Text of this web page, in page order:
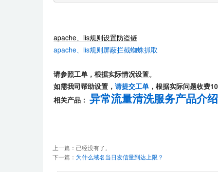
apache、iis规则设置防盗链
apache、iis规则屏蔽拦截蜘蛛抓取
请参照工单，根据实际情况设置。
如需我司帮助设置， 请提交工单 ，根据实际问题收费
相关产品： 异常流量清洗服务产品介绍
上一篇：已经没有了。
下一篇： 为什么域名当日发信量到达上限？